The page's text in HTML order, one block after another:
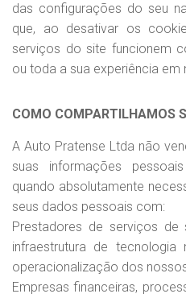
das configurações do seu
que, ao desativar os
serviços do site funcionem
ou toda a sua experiência
COMO COMPARTILHAMOS
A Auto Pratense Ltda não
suas informações
quando absolutamente
seus dados pessoais com:
Prestadores de serviços de
infraestrutura de
operacionalização dos
Empresas financeiras,